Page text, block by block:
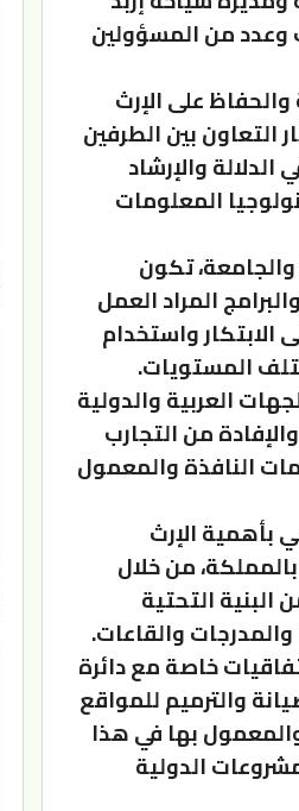
وعدد من المسؤولين
على الإرث
بين الطرفين
والإرشاد
المعلومات
تكون
المراد العمل
الابتكار واستخدام
المستويات.
العربية والدولية
من التجارب
النافذة والمعمول
الإرث
من خلال
التحتية
والقاعات.
خاصة مع دائرة
والترميم للمواقع
والمعمول بها في هذا
الدولية